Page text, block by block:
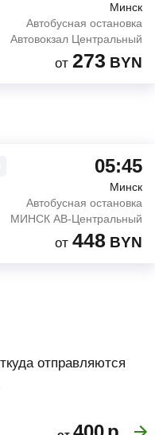
Минск
Автобусная остановка
Автовокзал Центральный
от 273 BYN
05:45
Минск
Автобусная остановка
МИНСК АВ-Центральный
от 448 BYN